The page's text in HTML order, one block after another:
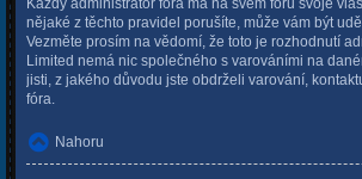
nějaké z těchto pravidel porušíte, může vám být
Vezměte prosím na vědomí, že toto je rozhodnutí
Limited nemá nic společného s varováními na
jisti, z jakého důvodu jste obdrželi varování,
fóra.
Nahoru